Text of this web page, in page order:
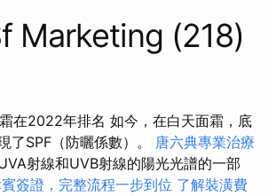
Marketing (218)
在2022年排名 如今，在白天面霜，底
了SPF（防曬係數）。 唐六典專業治療
射線和UVB射線的陽光光譜的一部
簽證，完整流程一步到位 了解裝潢費